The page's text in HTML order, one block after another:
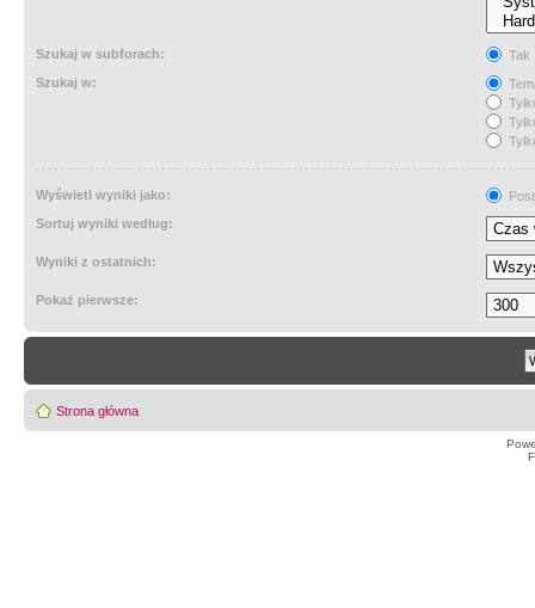
Szukaj w subforach:
Tak
Szukaj w:
Wyświetl wyniki jako:
Sortuj wyniki według:
Wyniki z ostatnich:
Pokaż pierwsze:
Strona główna